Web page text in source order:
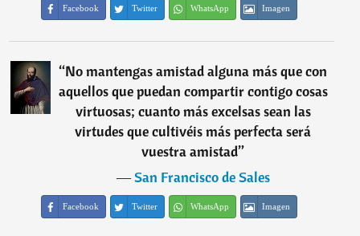
Facebook Twitter WhatsApp Imagen
“No mantengas amistad alguna más que con
aquellos que puedan compartir contigo cosas
virtuosas; cuanto más excelsas sean las
virtudes que cultivéis más perfecta será
vuestra amistad”
―San Francisco de Sales
Facebook Twitter WhatsApp Imagen